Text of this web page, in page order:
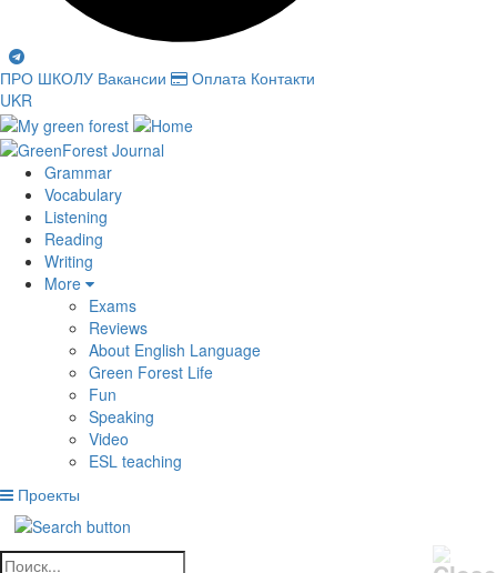
ПРО ШКОЛУ Вакансии Оплата Контакти
UKR
Grammar
Vocabulary
Listening
Reading
Writing
More
Exams
Reviews
About English Language
Green Forest Life
Fun
Speaking
Video
ESL teaching
Проекты